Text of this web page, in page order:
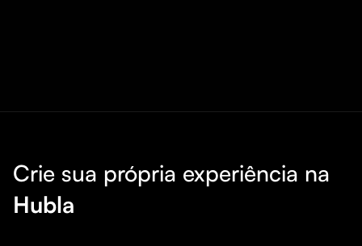
Crie sua própria experiência na
Hubla